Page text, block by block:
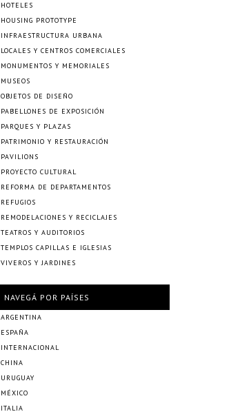
HOTELES
HOUSING PROTOTYPE
INFRAESTRUCTURA URBANA
LOCALES Y CENTROS COMERCIALES
MONUMENTOS Y MEMORIALES
MUSEOS
OBJETOS DE DISEÑO
PABELLONES DE EXPOSICIÓN
PARQUES Y PLAZAS
PATRIMONIO Y RESTAURACIÓN
PAVILIONS
PROYECTO CULTURAL
REFORMA DE DEPARTAMENTOS
REFUGIOS
REMODELACIONES Y RECICLAJES
TEATROS Y AUDITORIOS
TEMPLOS CAPILLAS E IGLESIAS
VIVEROS Y JARDINES
NAVEGÁ POR PAÍSES
ARGENTINA
ESPAÑA
INTERNACIONAL
CHINA
URUGUAY
MÉXICO
ITALIA